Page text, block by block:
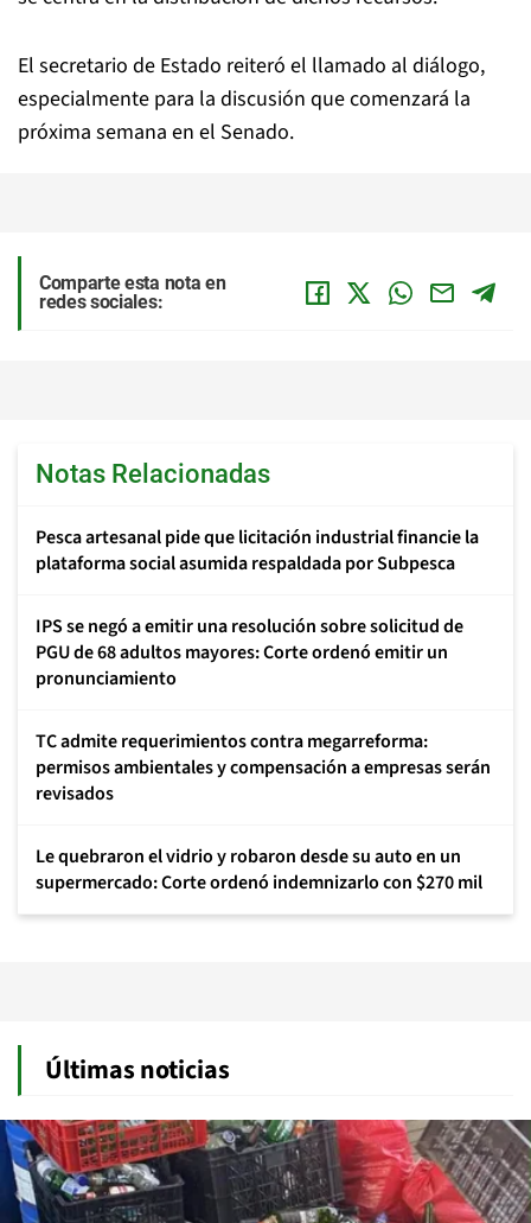
El secretario de Estado reiteró el llamado al diálogo,
especialmente para la discusión que comenzará la
próxima semana en el Senado.
Comparte esta nota en
redes sociales:
Notas Relacionadas
Pesca artesanal pide que licitación industrial financie la
plataforma social asumida respaldada por Subpesca
IPS se negó a emitir una resolución sobre solicitud de
PGU de 68 adultos mayores: Corte ordenó emitir un
pronunciamiento
TC admite requerimientos contra megarreforma:
permisos ambientales y compensación a empresas serán
revisados
Le quebraron el vidrio y robaron desde su auto en un
supermercado: Corte ordenó indemnizarlo con $270 mil
Últimas noticias